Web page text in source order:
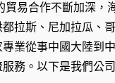
貿易合作不斷加深，
拉斯、尼加拉瓜、
業從事中國大陸到
務。以下是我們公